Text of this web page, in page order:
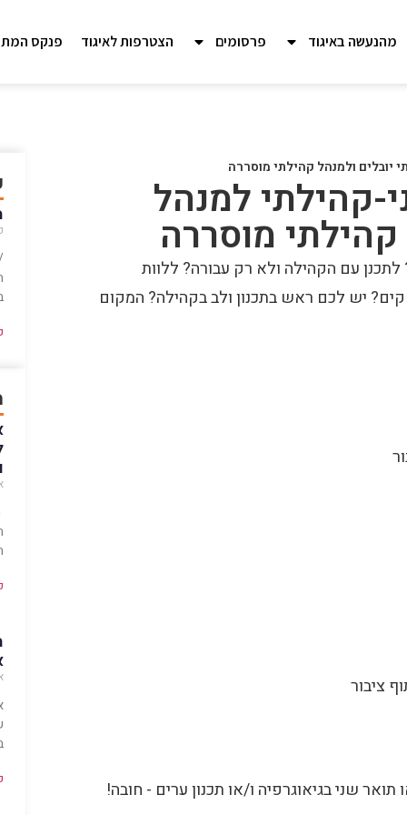
מהנעשה באיגוד פרסומים הצטרפות לאיגוד פנקס
יובלים ולמנהל קהילתי מוסררה
קהילתי למנהל
קהילתי מוסררה
לתכנן עם הקהילה ולא רק עבורה? ללוות
יש לכם ראש בתכנון ולב בקהילה? המקום
ציבור
שני בגיאוגרפיה ו/או תכנון ערים - חובה!